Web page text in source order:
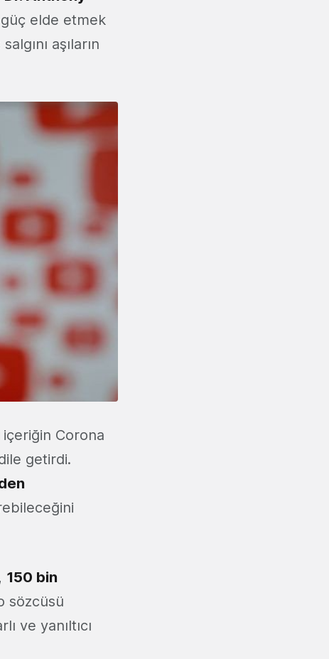
güç elde etmek
aşıların
Corona
getirdi.
, 150 bin
sözcüsü
ve yanıltıcı